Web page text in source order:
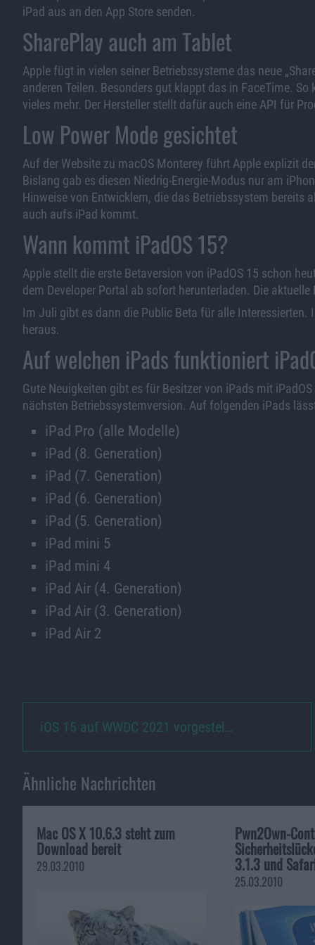
iPad aus an den App Store senden.
SharePlay auch am Tablet
Apple fügt in vielen seiner Betriebssysteme das neue
anderen Teilen. Besonders gut klappt das in FaceTime.
vieles mehr. Der Hersteller stellt dafür auch eine API für
Low Power Mode gesichtet
Auf der Website zu macOS Monterey führt Apple explizit
Bislang gab es diesen Niedrig-Energie-Modus nur am
Hinweise von Entwicklern, die das Betriebssystem bereits
auch aufs iPad kommt.
Wann kommt iPadOS 15?
Apple stellt die erste Betaversion von iPadOS 15 schon
dem Developer Portal ab sofort herunterladen. Die
Im Juli gibt es dann die Public Beta für alle
heraus.
Auf welchen iPads funktioniert
Gute Neuigkeiten gibt es für Besitzer von iPads mit
nächsten Betriebssystemversion. Auf folgenden iPads
iPad‌ Pro (alle Modelle)
‌iPad‌‌ (8. Generation)
‌iPad‌‌ (7. Generation)
‌iPad‌‌ (6. Generation)
‌iPad‌‌ (5. Generation)
‌‌iPad‌‌ mini 5
‌‌iPad‌‌ mini 4
iPad Air (4. Generation)
‌iPad Air‌ (3. Generation)
‌‌iPad‌‌ Air 2
iOS 15 auf WWDC 2021 vorgestel…
Ähnliche Nachrichten
Mac OS X 10.6.3 steht zum
Download bereit
29.03.2010
Pwn2Own-
3.1.3 und
25.03.2010